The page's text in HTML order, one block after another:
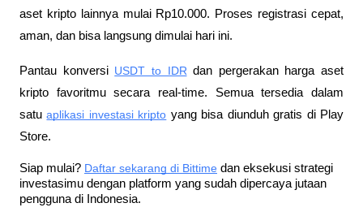
aset kripto lainnya mulai Rp10.000. Proses registrasi cepat,
aman, dan bisa langsung dimulai hari ini.
Pantau konversi USDT to IDR dan pergerakan harga aset
kripto favoritmu secara real-time. Semua tersedia dalam
satu aplikasi investasi kripto yang bisa diunduh gratis di Play
Store.
Siap mulai? Daftar sekarang di Bittime dan eksekusi strategi
investasimu dengan platform yang sudah dipercaya jutaan
pengguna di Indonesia.